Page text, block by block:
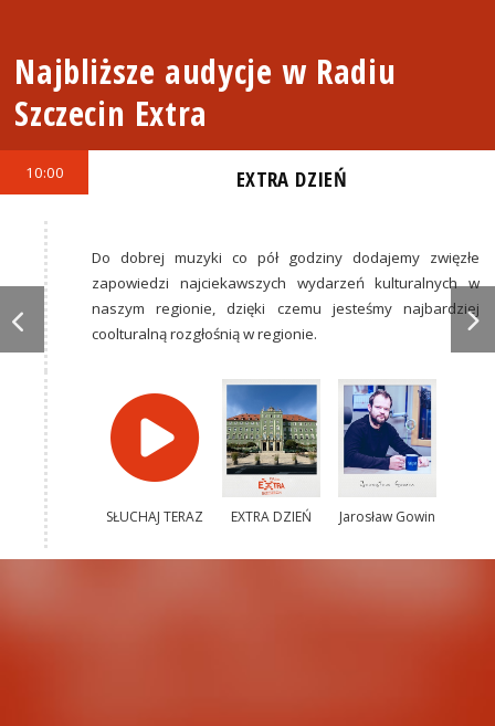
Najbliższe audycje w Radiu
Szczecin Extra
10:00 EXTRA DZIEŃ
Do dobrej muzyki co pół godziny dodajemy zwięzłe
zapowiedzi najciekawszych wydarzeń kulturalnych w
naszym regionie, dzięki czemu jesteśmy najbardziej
coolturalną rozgłośnią w regionie.
SŁUCHAJ TERAZ EXTRA DZIEŃ Jarosław Gowin